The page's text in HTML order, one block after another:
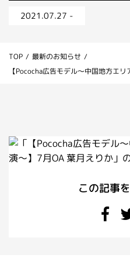
最新のお知らせ
ライバーを目指した
お仕事のご相談・お
2021.07.27 -
TOP / 最新のお知らせ /
【Pococha広告モデル〜中国地方エ
この記事